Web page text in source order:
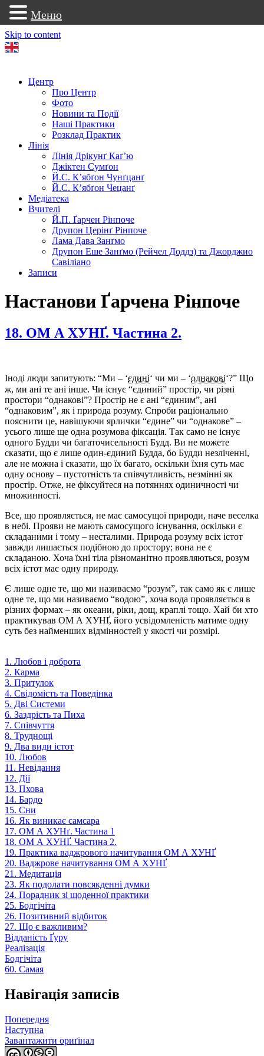
Skip to content
Центр
Про Центр
Фото
Новини та Події
Наші Практики
Розклад Практик
Лінія
Лінія Дрікунґ Каґ’ю
Джіктен Сумґон
Й.С. К’ябґон Чунґцанґ
Й.С. К’ябґон Чецанґ
Медіатека
Вчителі
Й.П. Ґарчен Рінпоче
Друпон Церінґ Рінпоче
Лама Дава Занґмо
Друпон Еше Занґмо (Рейчел Доддз) та Джорджио
Савіліано
Записи
Настанови Ґарчена Рінпоче
18. ОМ А ХУНҐ. Частина 2.
Іноді люди запитують: “Ми – ‘єдині‘ чи ми – ‘однакові‘?” Що
ж, ми ані те ані інше. Чи існує “єдиний” простір, чи різні
простори “однакові”? Простір не є ані “єдиним”, ані
“однаковим”, як і природа розуму. Спроби раціонально
пояснити це, навішуючи ярлички “єдине” чи “однакове” –
усього лише ще одна розумова фіксація. Так само не існує
одного Будди чи багаточисельності Будд. Ви не можете
сказати, що є лише один-єдиний Будда, бо Будди незліченні,
але не можна і сказати, що їх багато, оскільки їхня суть має
одну основу – пустотність та співчутливість, незмінні як
простір. Отже, не фіксуйтеся на потяннях одиничності чи
множинності.
Все, що проявляється, не має самосущої природи, наче веселка
в небі. Прояви не мають самосущого існування, оскільки є
складаними і тому – несталими. Природа розуму всіх істот
завжди лишається подібною до простору; вона не є
складаною. Хоча їхні тіла різноманітно проявляються, розум
всіх істот має одну природу.
Є лише одне те, що ми називаємо “розум”, так само як є лише
одне те, що ми називаємо “водою”, хоча вода проявляється в
різних формах – як океани, ріки, дощ, краплі тощо. Хай би хто
практикував ОМ А ХУНҐ, його усвідомленість матиме одну
суть без найменших відмінностей у якості чи розмірі.
1. Любов і доброта
2. Карма
3. Притулок
4. Свідомість та Поведінка
5. Дві Системи
6. Заздрість та Пиха
7. Співчуття
8. Труднощі
9. Два види істот
10. Любов
11. Невідання
12. Дії
13. Пхова
14. Бардо
15. Сни
16. Як виникає самсара
17. ОМ А ХУНґ. Частина 1
18. ОМ А ХУНҐ. Частина 2.
19. Практика ваджрового начитування ОМ А ХУНҐ
20. Ваджрове начитування ОМ А ХУНҐ
21. Медитація
23. Як подолати повсякденні думки
24. Порадник зі щоденної практики
25. Бодгічіта
26. Позитивний відбиток
27. Що є важливим?
Відданість Ґуру
Реалізація
Бодгічіта
60. Самая
Навігація записів
Попередня
Наступна
Завантажити ориґінал
Меню